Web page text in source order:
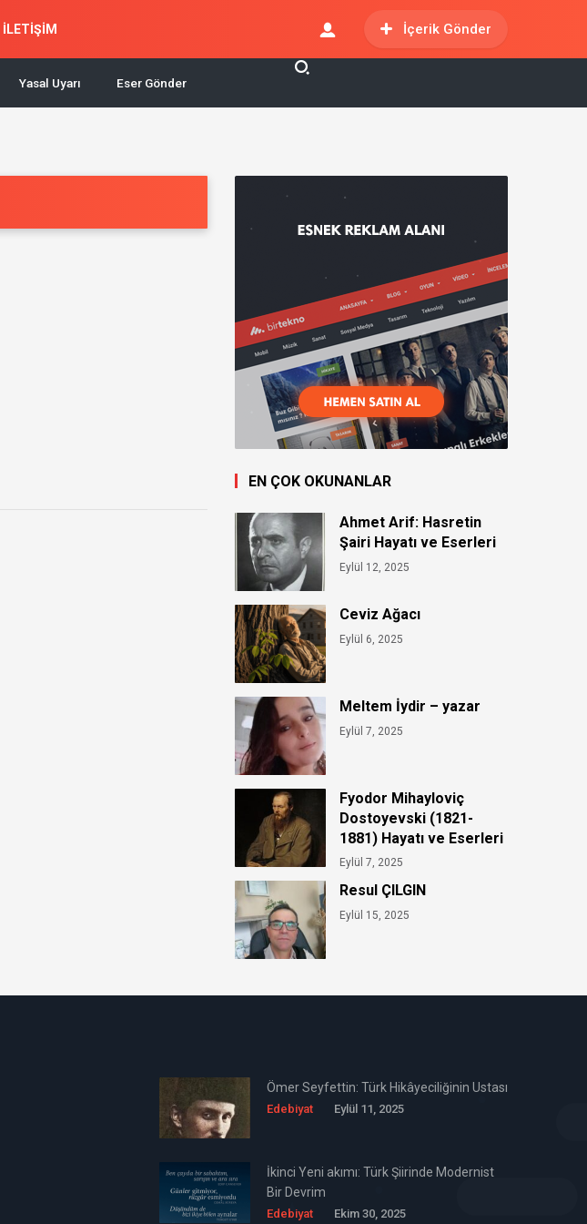
İLETİŞİM İçerik Gönder
Yasal Uyarı Eser Gönder
EN ÇOK OKUNANLAR
Ahmet Arif: Hasretin
Şairi Hayatı ve Eserleri
Eylül 12, 2025
Ceviz Ağacı
Eylül 6, 2025
Meltem İydir – yazar
Eylül 7, 2025
Fyodor Mihayloviç
Dostoyevski (1821-
1881) Hayatı ve Eserleri
Eylül 7, 2025
Resul ÇILGIN
Eylül 15, 2025
Ömer Seyfettin: Türk Hikâyeciliğinin Ustası
Edebiyat Eylül 11, 2025
İkinci Yeni akımı: Türk Şiirinde Modernist
Bir Devrim
Edebiyat Ekim 30, 2025